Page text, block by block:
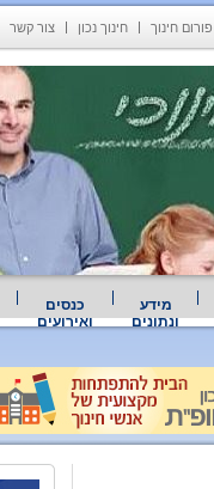
פורום חינוך חינוך נכון צור קשר
מידע
ונתונים
כנסים
ואירועים